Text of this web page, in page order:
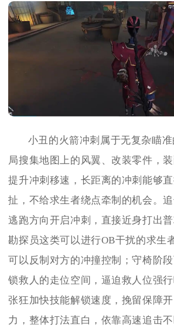
小丑的火箭冲刺属于无复杂瞄
局搜集地图上的风翼、改装零件，
提升冲刺移速，长距离的冲刺能够
扯，不给求生者绕点牵制的机会。
逃跑方向开启冲刺，直接近身打出普
勘探员这类可以进行OB干扰的求生
可以反制对方的冲撞控制；守椅阶
锁救人的走位空间，逼迫救人位强
张狂加快技能解锁速度，挽留保障
力，整体打法直白，依靠高速追击